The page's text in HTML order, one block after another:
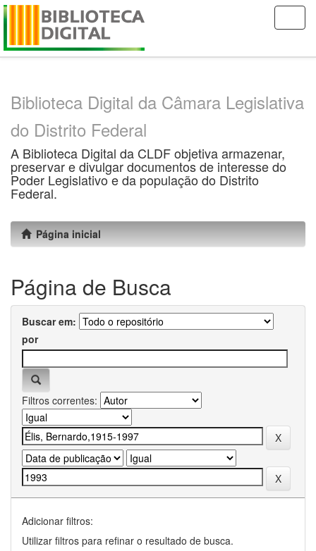
Skip
Biblioteca Digital da Câmara Legislativa
do Distrito Federal
A Biblioteca Digital da CLDF objetiva armazenar,
preservar e divulgar documentos de interesse do
Poder Legislativo e da população do Distrito
Federal.
Página inicial
Página de Busca
Buscar em:
por
Filtros correntes:
Adicionar filtros:
Utilizar filtros para refinar o resultado de busca.